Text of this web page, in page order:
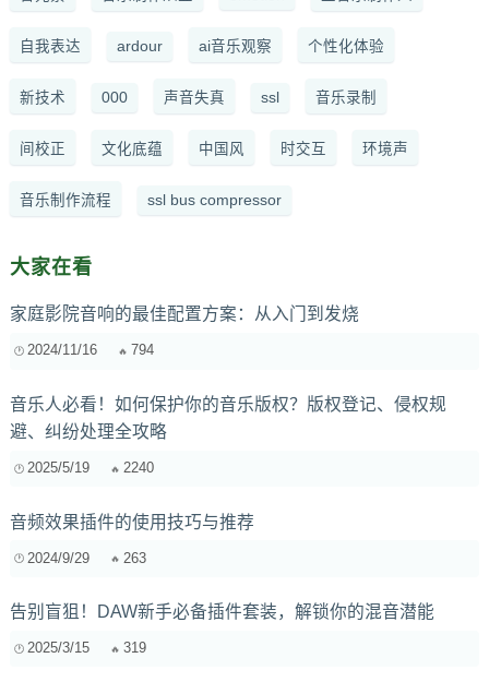
自我表达 ardour ai音乐观察 个性化体验
新技术 000 声音失真 ssl 音乐录制
间校正 文化底蕴 中国风 时交互 环境声
音乐制作流程 ssl bus compressor
大家在看
家庭影院音响的最佳配置方案：从入门到发烧
2024/11/16 794
音乐人必看！如何保护你的音乐版权？版权登记、侵权规
避、纠纷处理全攻略
2025/5/19 2240
音频效果插件的使用技巧与推荐
2024/9/29 263
告别盲狙！DAW新手必备插件套装，解锁你的混音潜能
2025/3/15 319